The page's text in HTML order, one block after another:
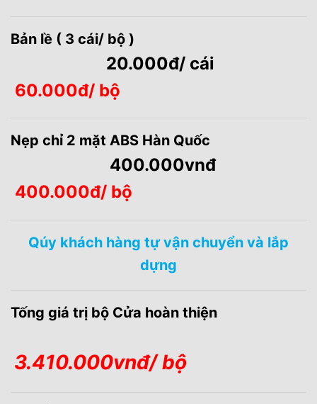
Bản lề ( 3 cái/ bộ )
20.000đ/ cái
60.000đ/ bộ
Nẹp chỉ 2 mặt ABS Hàn Quốc
400.000vnđ
400.000đ/ bộ
Qúy khách hàng tự vận chuyển và lắp
dựng
Tống giá trị bộ Cửa hoàn thiện
3.410.000vnđ/ bộ